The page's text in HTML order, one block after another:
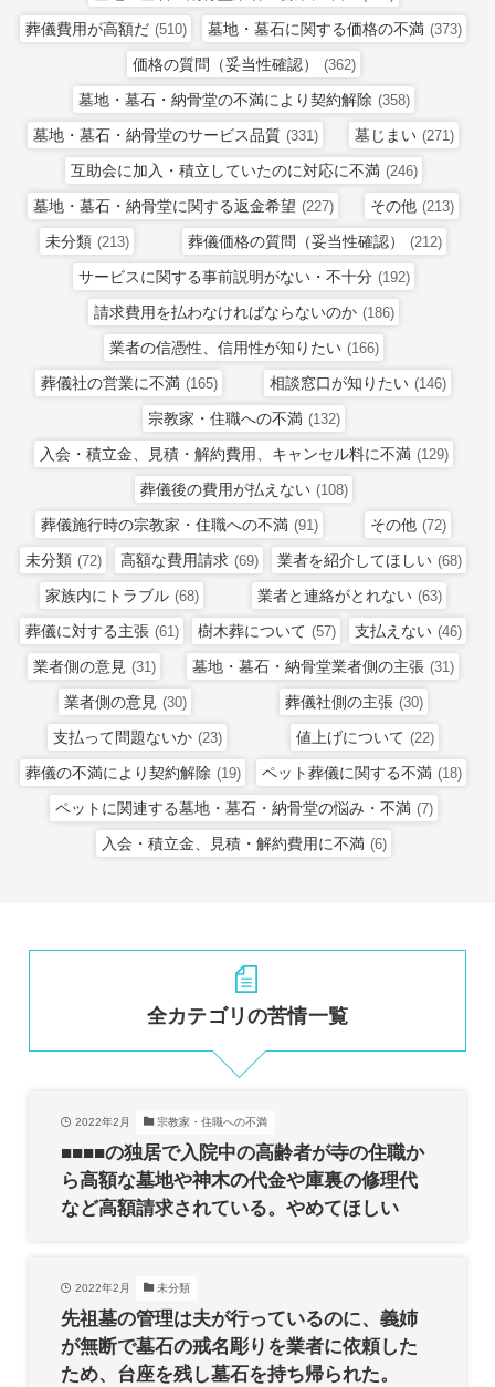
葬儀費用が高額だ (510) 墓地・墓石に関する価格の不満 (373)
価格の質問（妥当性確認） (362)
墓地・墓石・納骨堂の不満により契約解除 (358)
墓地・墓石・納骨堂のサービス品質 (331) 墓じまい (271)
互助会に加入・積立していたのに対応に不満 (246)
墓地・墓石・納骨堂に関する返金希望 (227) その他 (213)
未分類 (213) 葬儀価格の質問（妥当性確認） (212)
サービスに関する事前説明がない・不十分 (192)
請求費用を払わなければならないのか (186)
業者の信憑性、信用性が知りたい (166)
葬儀社の営業に不満 (165) 相談窓口が知りたい (146)
宗教家・住職への不満 (132)
入会・積立金、見積・解約費用、キャンセル料に不満 (129)
葬儀後の費用が払えない (108)
葬儀施行時の宗教家・住職への不満 (91) その他 (72)
未分類 (72) 高額な費用請求 (69) 業者を紹介してほしい (68)
家族内にトラブル (68) 業者と連絡がとれない (63)
葬儀に対する主張 (61) 樹木葬について (57) 支払えない (46)
業者側の意見 (31) 墓地・墓石・納骨堂業者側の主張 (31)
業者側の意見 (30) 葬儀社側の主張 (30)
支払って問題ないか (23) 値上げについて (22)
葬儀の不満により契約解除 (19) ペット葬儀に関する不満 (18)
ペットに関連する墓地・墓石・納骨堂の悩み・不満 (7)
入会・積立金、見積・解約費用に不満 (6)
全カテゴリの苦情一覧
2022年2月 宗教家・住職への不満
■■■■の独居で入院中の高齢者が寺の住職か
ら高額な墓地や神木の代金や庫裏の修理代
など高額請求されている。やめてほしい
2022年2月 未分類
先祖墓の管理は夫が行っているのに、義姉
が無断で墓石の戒名彫りを業者に依頼した
ため、台座を残し墓石を持ち帰られた。